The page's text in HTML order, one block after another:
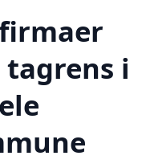
tagrens i